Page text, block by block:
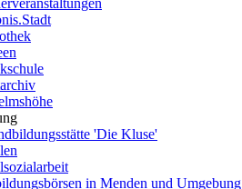
'Die Kluse'
in Menden und Umgebung